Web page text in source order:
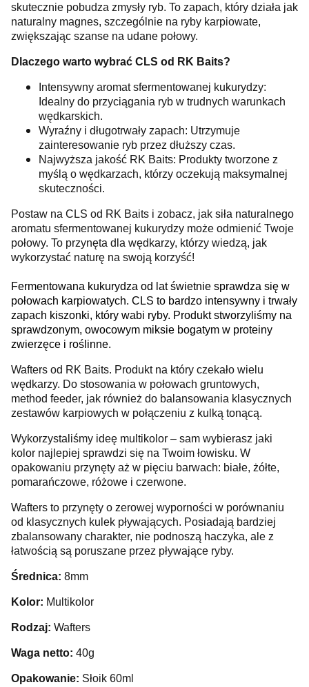
skutecznie pobudza zmysły ryb. To zapach, który działa jak
naturalny magnes, szczególnie na ryby karpiowate,
zwiększając szanse na udane połowy.
Dlaczego warto wybrać CLS od RK Baits?
Intensywny aromat sfermentowanej kukurydzy:
Idealny do przyciągania ryb w trudnych warunkach
wędkarskich.
Wyraźny i długotrwały zapach: Utrzymuje
zainteresowanie ryb przez dłuższy czas.
Najwyższa jakość RK Baits: Produkty tworzone z
myślą o wędkarzach, którzy oczekują maksymalnej
skuteczności.
Postaw na CLS od RK Baits i zobacz, jak siła naturalnego
aromatu sfermentowanej kukurydzy może odmienić Twoje
połowy. To przynęta dla wędkarzy, którzy wiedzą, jak
wykorzystać naturę na swoją korzyść!
Fermentowana kukurydza od lat świetnie sprawdza się w
połowach karpiowatych. CLS to bardzo intensywny i trwały
zapach kiszonki, który wabi ryby. Produkt stworzyliśmy na
sprawdzonym, owocowym miksie bogatym w proteiny
zwierzęce i roślinne.
Wafters od RK Baits. Produkt na który czekało wielu
wędkarzy. Do stosowania w połowach gruntowych,
method feeder, jak również do balansowania klasycznych
zestawów karpiowych w połączeniu z kulką tonącą.
Wykorzystaliśmy ideę multikolor – sam wybierasz jaki
kolor najlepiej sprawdzi się na Twoim łowisku. W
opakowaniu przynęty aż w pięciu barwach: białe, żółte,
pomarańczowe, różowe i czerwone.
Wafters to przynęty o zerowej wyporności w porównaniu
od klasycznych kulek pływających. Posiadają bardziej
zbalansowany charakter, nie podnoszą haczyka, ale z
łatwością są poruszane przez pływające ryby.
Średnica: 8mm
Kolor: Multikolor
Rodzaj: Wafters
Waga netto: 40g
Opakowanie: Słoik 60ml